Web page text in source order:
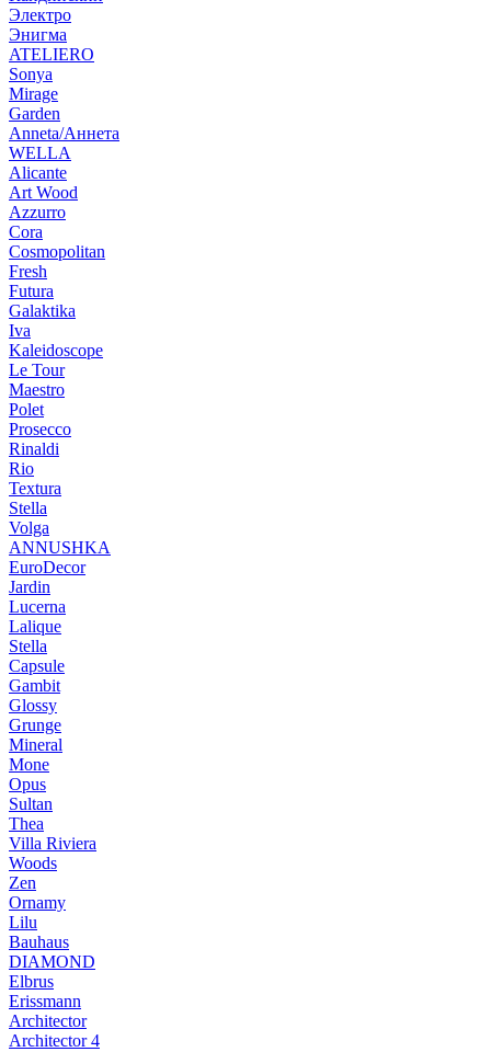
Электро
Энигма
ATELIERO
Sonya
Mirage
Garden
Anneta/Аннета
WELLA
Alicante
Art Wood
Azzurro
Cora
Cosmopolitan
Fresh
Futura
Galaktika
Iva
Kaleidoscope
Le Tour
Maestro
Polet
Prosecco
Rinaldi
Rio
Textura
Stella
Volga
ANNUSHKA
EuroDecor
Jardin
Lucerna
Lalique
Stella
Capsule
Gambit
Glossy
Grunge
Mineral
Mone
Opus
Sultan
Thea
Villa Riviera
Woods
Zen
Ornamy
Lilu
Bauhaus
DIAMOND
Elbrus
Erissmann
Architector
Architector 4